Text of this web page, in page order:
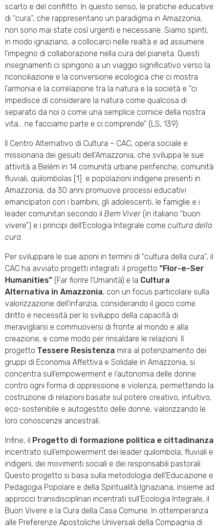
scarto e del conflitto. In questo senso, le pratiche educative
di “cura”, che rappresentano un paradigma in Amazzonia,
non sono mai state così urgenti e necessarie. Siamo spinti,
in modo ignaziano, a collocarci nelle realtà e ad assumere
l’impegno di collaborazione nella cura del pianeta. Questi
insegnamenti ci spingono a un viaggio significativo verso la
riconciliazione e la conversione ecologica che ci mostra
l’armonia e la correlazione tra la natura e la società e “ci
impedisce di considerare la natura come qualcosa di
separato da noi o come una semplice cornice della nostra
vita… ne facciamo parte e ci comprende” (LS, 139).
Il Centro Alternativo di Cultura – CAC, opera sociale e
missionaria dei gesuiti dell’Amazzonia, che sviluppa le sue
attività a Belém in 14 comunità urbane periferiche, comunità
fluviali, quilombolas [1] e popolazioni indigene presenti in
Amazzonia, da 30 anni promuove processi educativi
emancipatori con i bambini, gli adolescenti, le famiglie e i
leader comunitari secondo il Bem Viver (in italiano “buon
vivere”) e i principi dell’Ecologia Integrale come cultura della
cura
Per sviluppare le sue azioni in termini di “cultura della cura”, il
CAC ha avviato progetti integrati: il progetto “Flor-e-Ser
Humanities” (Far fiorire l’Umanità) e la Cultura
Alternativa in Amazzonia, con un focus particolare sulla
valorizzazione dell’infanzia, considerando il gioco come
diritto e necessità per lo sviluppo della capacità di
meravigliarsi e commuoversi di fronte al mondo e alla
creazione, e come modo per rinsaldare le relazioni. Il
progetto Tessere Resistenza mira al potenziamento dei
gruppi di Economia Affettiva e Solidale in Amazzonia, si
concentra sull’empowerment e l’autonomia delle donne
contro ogni forma di oppressione e violenza, permettendo la
costruzione di relazioni basate sul potere creativo, intuitivo,
eco-sostenibile e autogestito delle donne, valorizzando le
loro conoscenze ancestrali.
Infine, il Progetto di formazione politica e cittadinanza
incentrato sull’empowerment dei leader quilombola, fluviali e
indigeni, dei movimenti sociali e dei responsabili pastorali.
Questo progetto si basa sulla metodologia dell’Educazione e
Pedagogia Popolare e della Spiritualità Ignaziana, insieme ad
approcci transdisciplinari incentrati sull’Ecologia Integrale, il
Buon Vivere e la Cura della Casa Comune. In ottemperanza
alle Preferenze Apostoliche Universali della Compagnia di